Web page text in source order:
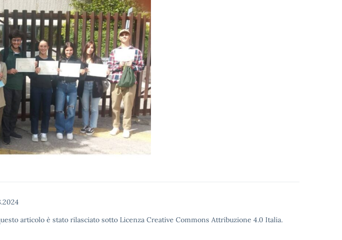
articolo è stato rilasciato sotto Licenza Creative Commons Attribuzione 4.0 Italia.